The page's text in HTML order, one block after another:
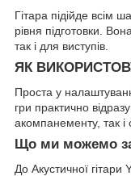
Гітара підійде всім
рівня підготовки.
так і для виступів.
ЯК
Проста у
гри практично
акомпанементу, так і
Що ми можемо
До Акустичної